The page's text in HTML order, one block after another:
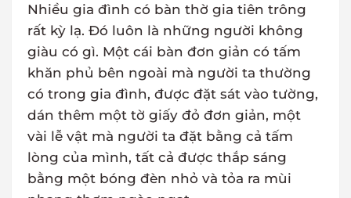
Nhiều gia đình có bàn thờ gia tiên trông
rất kỳ lạ. Đó luôn là những người không
giàu có gì. Một cái bàn đơn giản có tấm
khăn phủ bên ngoài mà người ta thường
có trong gia đình, được đặt sát vào tường,
dán thêm một tờ giấy đỏ đơn giản, một
vài lễ vật mà người ta đặt bằng cả tấm
lòng của mình, tất cả được thắp sáng
bằng một bóng đèn nhỏ và tỏa ra mùi